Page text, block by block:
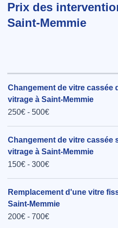
Prix des
Saint-Memmie
Changement de vitre cassée
vitrage à Saint-Memmie
250€ - 500€
Changement de vitre cassée
vitrage à Saint-Memmie
150€ - 300€
Remplacement d'une vitre
Saint-Memmie
200€ - 700€